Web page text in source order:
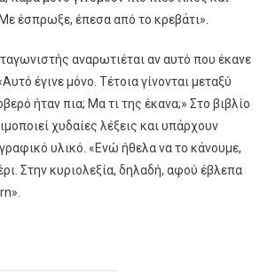
έσπρωξε, έπεσα από το κρεβάτι».
αναρωτιέται αν αυτό που έκανε
έγινε μόνο. Τέτοια γίνονται μεταξύ
ήταν πια; Μα τι της έκανα;» Στο βιβλίο
χυδαίες λέξεις και υπάρχουν
υλικό. «Ενώ ήθελα να το κάνουμε,
Στην κυριολεξία, δηλαδή, αφού έβλεπα